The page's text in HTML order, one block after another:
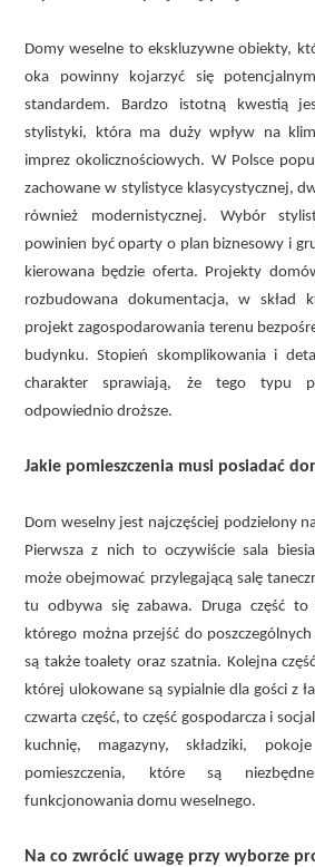
Domy weselne to ekskluzywne obiekty,
oka powinny kojarzyć się
standardem. Bardzo istotną kwestią
stylistyki, która ma duży wpływ na
imprez okolicznościowych. W Polsce
zachowane w stylistyce klasycystycznej,
również modernistycznej. Wybór
powinien być oparty o plan biznesowy i
kierowana będzie oferta. Projekty
rozbudowana dokumentacja, w skład
projekt zagospodarowania terenu
budynku. Stopień skomplikowania i
charakter sprawiają, że tego typu
odpowiednio droższe.
Jakie pomieszczenia musi posiadać
Dom weselny jest najczęściej podzielony
Pierwsza z nich to oczywiście sala
może obejmować przylegającą salę
tu odbywa się zabawa. Druga część to
którego można przejść do
są także toalety oraz szatnia. Kolejna
której ulokowane są sypialnie dla gości z
czwarta część, to część gospodarcza i
kuchnię, magazyny, składziki,
pomieszczenia, które są
funkcjonowania domu weselnego.
Na co zwrócić uwagę przy wyborze